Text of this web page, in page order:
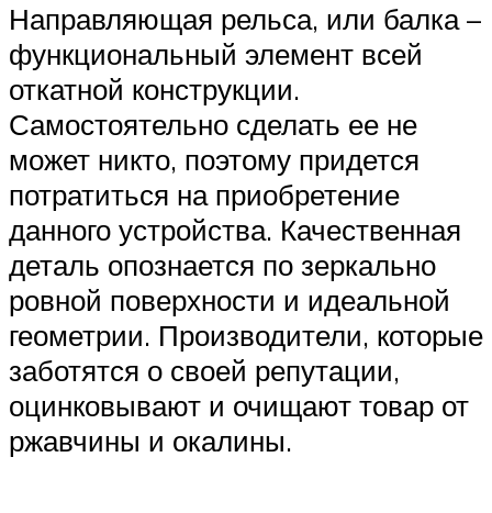
Направляющая рельса, или балка –
функциональный элемент всей
откатной конструкции.
Самостоятельно сделать ее не
может никто, поэтому придется
потратиться на приобретение
данного устройства. Качественная
деталь опознается по зеркально
ровной поверхности и идеальной
геометрии. Производители, которые
заботятся о своей репутации,
оцинковывают и очищают товар от
ржавчины и окалины.